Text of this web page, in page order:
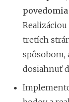
tretích
spôsobom,
dosiahnuť